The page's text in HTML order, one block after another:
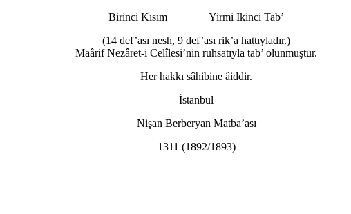
Birinci Kısım Yirmi Ikinci Tab’
(14 def’ası nesh, 9 def’ası rik’a hattıyladır.)
Maârif Nezâret-i Celîlesi’nin ruhsatıyla tab’ olunmuştur.
Her hakkı sâhibine âiddir.
İstanbul
Nişan Berberyan Matba’ası
1311 (1892/1893)